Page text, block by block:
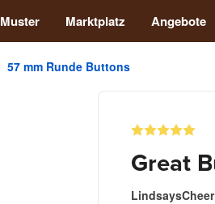
Muster Marktplatz Angebote
57 mm Runde Buttons
Great